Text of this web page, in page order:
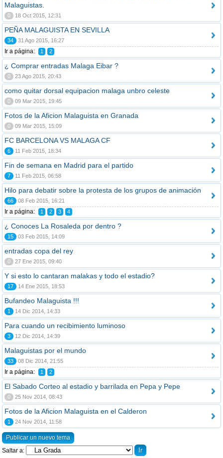
Malaguistas.
0 18 Oct 2015, 12:31
PEÑA MALAGUISTA EN SEVILLA
34 31 Ago 2015, 16:27
Ir a página: 1 2
¿ Comprar entradas Malaga Eibar ?
0 23 Ago 2015, 20:43
como quitar dorsal equipacion malaga unbro celeste
0 09 Mar 2015, 19:45
Fotos de la Aficion Malaguista en Granada
0 09 Mar 2015, 15:09
FC BARCELONA VS MALAGA CF
6 11 Feb 2015, 18:34
Fin de semana en Madrid para el partido
7 11 Feb 2015, 06:58
Hilo para debatir sobre la protesta de los grupos de animación
66 08 Feb 2015, 16:21
Ir a página: 1 2 3 4
¿ Conoces La Rosaleda por dentro ?
15 03 Feb 2015, 14:09
entradas copa del rey
0 27 Ene 2015, 09:40
Y si esto lo cantaran malakas y todo el estadio?
17 14 Ene 2015, 18:53
Bufandeo Malaguista !!!
1 14 Dic 2014, 14:33
Para cuando un recibimiento luminoso
3 12 Dic 2014, 14:39
Malaguistas por el mundo
33 08 Dic 2014, 21:55
Ir a página: 1 2
El Sabado Corteo al estadio y barrilada en Pepa y Pepe
0 25 Nov 2014, 08:43
Fotos de la Aficion Malaguista en el Calderon
1 24 Nov 2014, 11:58
Publicar un nuevo tema
Saltar a: